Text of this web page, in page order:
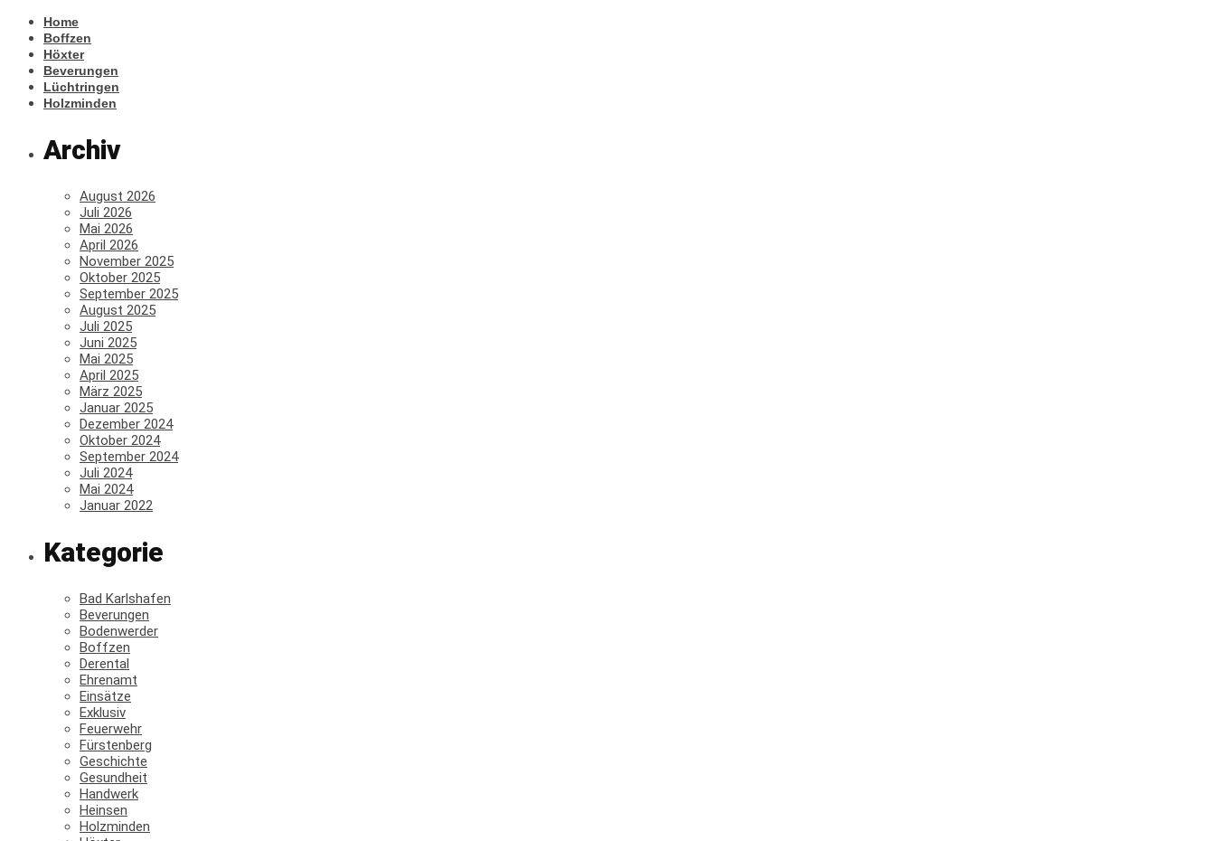
Home
Boffzen
Höxter
Beverungen
Lüchtringen
Holzminden
Archiv
August 2026
Juli 2026
Mai 2026
April 2026
November 2025
Oktober 2025
September 2025
August 2025
Juli 2025
Juni 2025
Mai 2025
April 2025
März 2025
Januar 2025
Dezember 2024
Oktober 2024
September 2024
Juli 2024
Mai 2024
Januar 2022
Kategorie
Bad Karlshafen
Beverungen
Bodenwerder
Boffzen
Derental
Ehrenamt
Einsätze
Exklusiv
Feuerwehr
Fürstenberg
Geschichte
Gesundheit
Handwerk
Heinsen
Holzminden